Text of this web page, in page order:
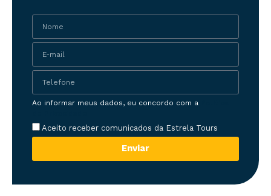
Ao informar meus dados, eu concordo com a
Aceito receber comunicados da Estrela Tours
Enviar